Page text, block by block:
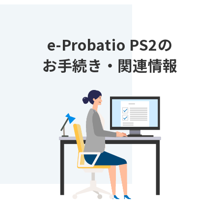
e-Probatio PS2の
お手続き・関連情報